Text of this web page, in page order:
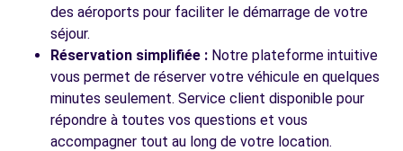
des aéroports pour faciliter le démarrage de votre
séjour.
Réservation simplifiée : Notre plateforme intuitive
vous permet de réserver votre véhicule en quelques
minutes seulement. Service client disponible pour
répondre à toutes vos questions et vous
accompagner tout au long de votre location.